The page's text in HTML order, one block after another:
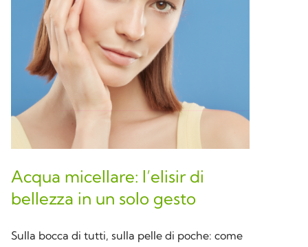
Acqua micellare: l’elisir di
bellezza in un solo gesto
Sulla bocca di tutti, sulla pelle di poche: come